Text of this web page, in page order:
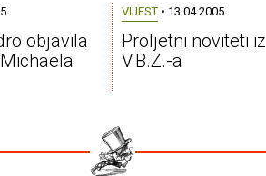
objavila
VIJEST• 13.04.2005.
Proljetni noviteti iz
V.B.Z.-a